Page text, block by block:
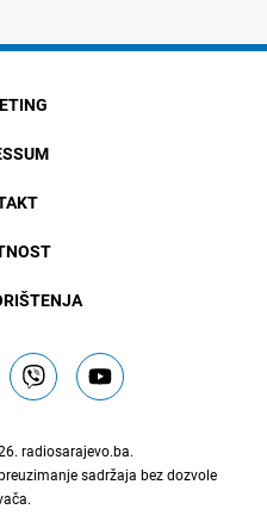
radiosarajevo.ba.
sadržaja bez dozvole